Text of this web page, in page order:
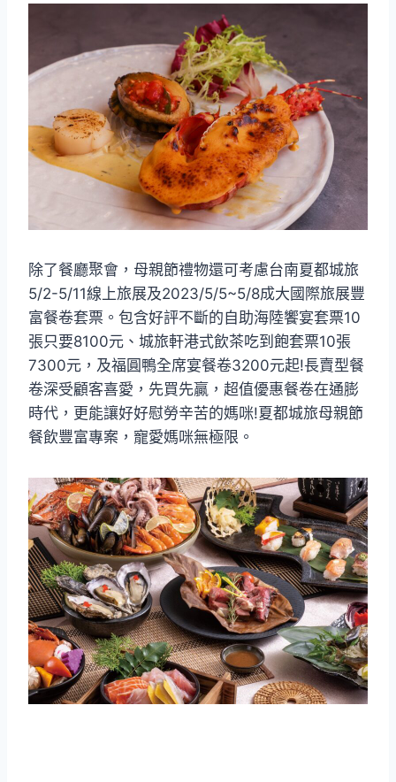
除了餐廳聚會，母親節禮物還可考慮台南夏都城旅
5/2-5/11線上旅展及2023/5/5~5/8成大國際旅展豐
富餐卷套票。包含好評不斷的自助海陸饗宴套票10
張只要8100元、城旅軒港式飲茶吃到飽套票10張
7300元，及福圓鴨全席宴餐卷3200元起!長賣型餐
卷深受顧客喜愛，先買先贏，超值優惠餐卷在通膨
時代，更能讓好好慰勞辛苦的媽咪!夏都城旅母親節
餐飲豐富專案，寵愛媽咪無極限。